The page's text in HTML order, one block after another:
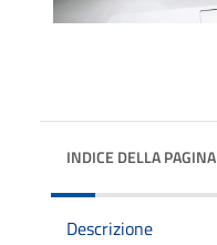
INDICE DELLA PAGINA
Descrizione